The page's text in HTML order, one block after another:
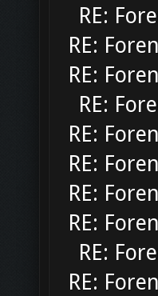
RE:
RE:
RE:
RE:
RE:
RE:
RE:
RE:
RE:
RE: